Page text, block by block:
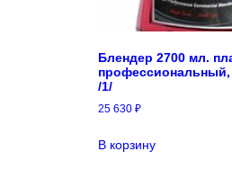
Блендер 2700 мл.
профессиональный,
/1/
25 630₽
В корзину